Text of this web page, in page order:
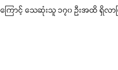
ာင့် သေဆုံးသူ ၁၇၀ ဦးအထိ ရှိလာပြီ